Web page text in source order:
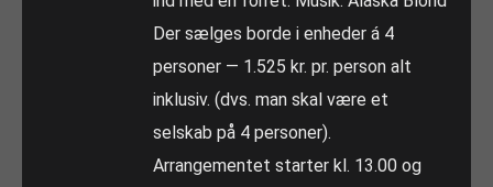
Der sælges borde i enheder á 4
personer — 1.525 kr. pr. person alt
inklusiv. (dvs. man skal være et
selskab på 4 personer).
Arrangementet starter kl. 13.00 og